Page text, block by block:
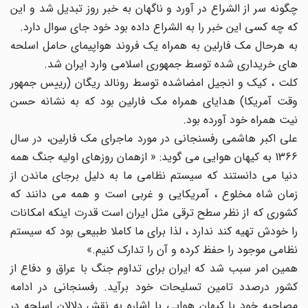
چگونه سر از الشراع در آورد و ناگهان به خبر روز تبدیل شد و این
که چه کسی این خبر را به الشراع داده بود خود جای سوال دارد.
به هرحال مک فارلین به همراه یک فروند هواپیمای حامل اسلحه
های خریداری شده توسط جمهوری اسلامی وارد ایران شد.
کلت ، کیک و انجیل امضاشده توسط رونالد ریگان (رییس جمهور
وقت آمریکا) هدایای همراه مک فارلین بود که به نشانه حسن
نیت همراه خود آورده بود.
علی اکبر هاشمی رفسنجانی در مورد ماجرای مک فارلین، در سال
1366 به کیهان هوایی می گوید: « ازهمان روزهای اولیه جنگ همه
دنیا می دانستند که سیستم نظامی ما به دلیل برجای ماندن از
زمان شاه مخلوع ، آمریکایی و غربی است و همه می دانند که
کشوری که از نظر سطح ترقی مثل ایران است قدرت اینکه امکانات
را خودش تهیه کند ندارد ، لذا برای ما کاملا طبیعی بود که سیستم
نظامی موجود را حفظ کرده و آن را تدارک کنیم.»
همین امر سبب شد که ایران برای تداوم جنگ با عراق و دفاع از
کشور درصدد تامین تسلیحات خود برآید. رفسنجانی در ادامه